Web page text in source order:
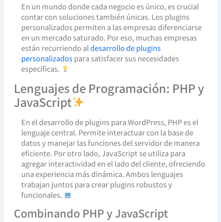
En un mundo donde cada negocio es único, es crucial
contar con soluciones también únicas. Los plugins
personalizados permiten a las empresas diferenciarse
en un mercado saturado. Por eso, muchas empresas
están recurriendo aldesarrollo de plugins
personalizadospara satisfacer sus necesidades
específicas.
Lenguajes de Programación: PHP y
JavaScript
En el desarrollo de plugins para WordPress, PHP es el
lenguaje central. Permite interactuar con la base de
datos y manejar las funciones del servidor de manera
eficiente. Por otro lado, JavaScript se utiliza para
agregar interactividad en el lado del cliente, ofreciendo
una experiencia más dinámica. Ambos lenguajes
trabajan juntos para crear plugins robustos y
funcionales.
Combinando PHP y JavaScript